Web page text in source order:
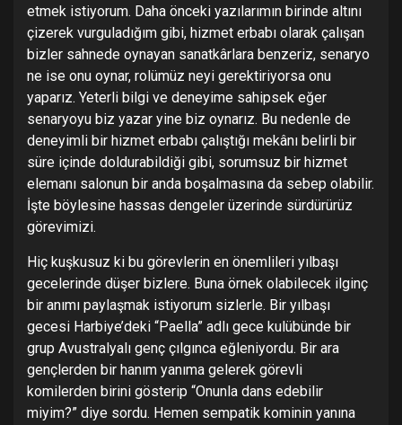
etmek istiyorum. Daha önceki yazılarımın birinde altını
çizerek vurguladığım gibi, hizmet erbabı olarak çalışan
bizler sahnede oynayan sanatkârlara benzeriz, senaryo
ne ise onu oynar, rolümüz neyi gerektiriyorsa onu
yaparız. Yeterli bilgi ve deneyime sahipsek eğer
senaryoyu biz yazar yine biz oynarız. Bu nedenle de
deneyimli bir hizmet erbabı çalıştığı mekânı belirli bir
süre içinde doldurabildiği gibi, sorumsuz bir hizmet
elemanı salonun bir anda boşalmasına da sebep olabilir.
İşte böylesine hassas dengeler üzerinde sürdürürüz
görevimizi.
Hiç kuşkusuz ki bu görevlerin en önemlileri yılbaşı
gecelerinde düşer bizlere. Buna örnek olabilecek ilginç
bir anımı paylaşmak istiyorum sizlerle. Bir yılbaşı
gecesi Harbiye’deki “Paella” adlı gece kulübünde bir
grup Avustralyalı genç çılgınca eğleniyordu. Bir ara
gençlerden bir hanım yanıma gelerek görevli
komilerden birini gösterip “Onunla dans edebilir
miyim?” diye sordu. Hemen sempatik kominin yanına